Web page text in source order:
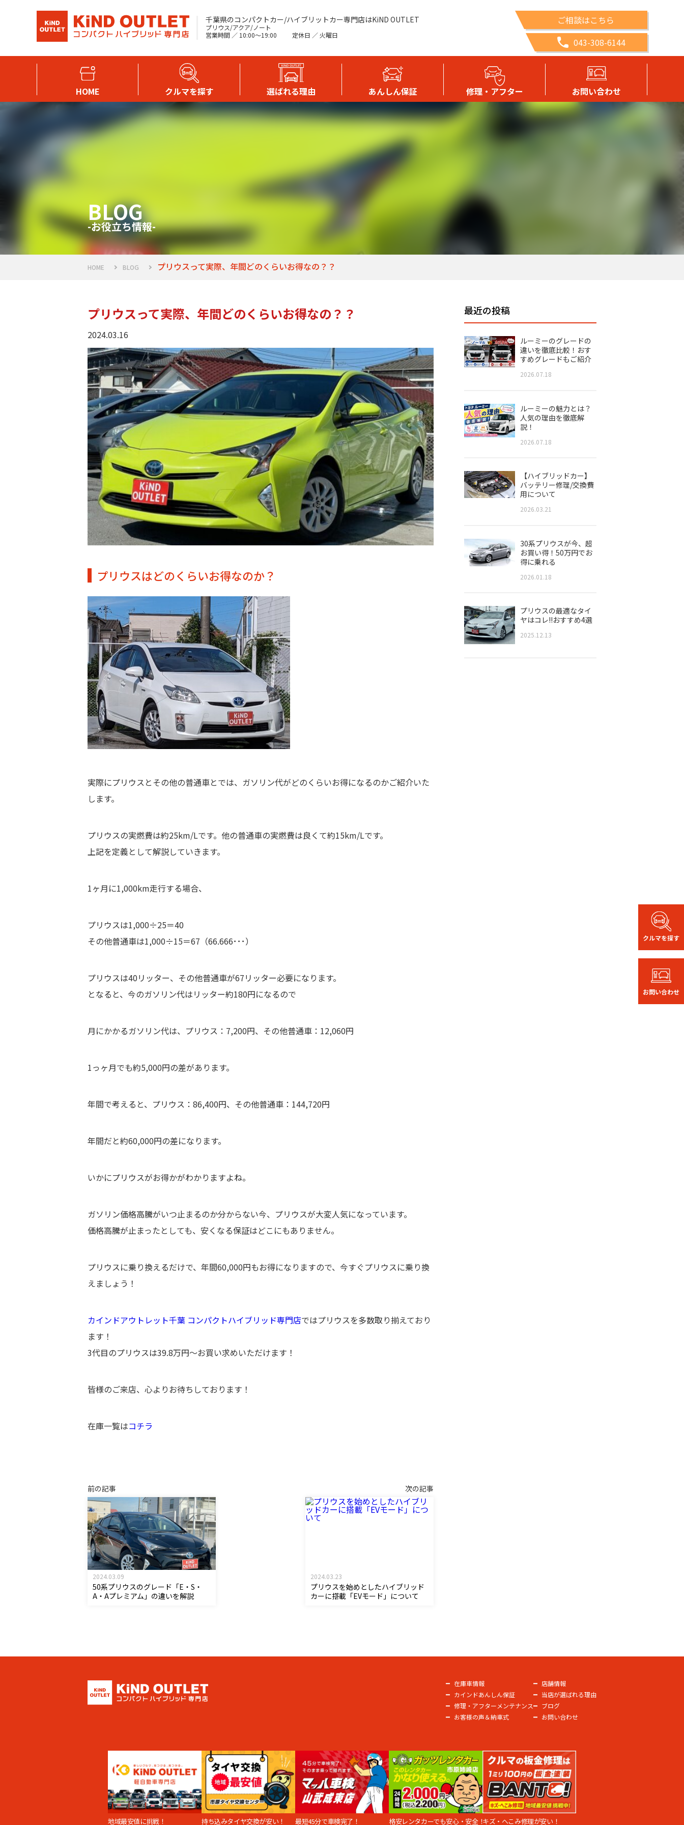
千葉県のコンパクトカー/ハイブリットカー専門店はKiND OUTLET
プリウス/アクア/ノート
営業時間 ／ 10:00〜19:00
定休日 ／ 火曜日
ご相談はこちら
043-308-6144
HOME クルマを探す 選ばれる理由 あんしん保証 修理・アフター お問い合わせ
クルマを探す
お問い合わせ
BLOG
-お役立ち情報-
HOME BLOG プリウスって実際、年間どのくらいお得なの？？
プリウスって実際、年間どのくらいお得なの？？
2024.03.16
プリウスはどのくらいお得なのか？
実際にプリウスとその他の普通車とでは、ガソリン代がどのくらいお得になるのかご紹介いた
します。
プリウスの実燃費は約25km/Lです。他の普通車の実燃費は良くて約15km/Lです。
上記を定義として解説していきます。
1ヶ月に1,000km走行する場合、
プリウスは1,000÷25＝40
その他普通車は1,000÷15＝67（66.666･･･）
プリウスは40リッター、その他普通車が67リッター必要になります。
となると、今のガソリン代はリッター約180円になるので
月にかかるガソリン代は、 プリウス：7,200円、 その他普通車：12,060円
1っヶ月でも約5,000円の差があります。
年間で考えると、 プリウス：86,400円、 その他普通車：144,720円
年間だと約60,000円の差になります。
いかにプリウスがお得かがわかりますよね。
ガソリン価格高騰がいつ止まるのか分からない今、プリウスが大変人気になっています。
価格高騰が止まったとしても、安くなる保証はどこにもありません。
プリウスに乗り換えるだけで、年間60,000円もお得になりますので、今すぐプリウスに乗り換
えましょう！
カインドアウトレット千葉 コンパクトハイブリッド専門店ではプリウスを多数取り揃えており
ます！
3代目のプリウスは39.8万円〜お買い求めいただけます！
皆様のご来店、心よりお待ちしております！
在庫一覧はコチラ
前の記事
2024.03.09
50系プリウスのグレード「E・S・
A・Aプレミアム」の違いを解説
次の記事
2024.03.23
プリウスを始めとしたハイブリッド
カーに搭載「EVモード」について
最近の投稿
ルーミーのグレードの
違いを徹底比較！おす
すめグレードもご紹介
2026.07.18
ルーミーの魅力とは？
人気の理由を徹底解
説！
2026.07.18
【ハイブリッドカー】
バッテリー修理/交換費
用について
2026.03.21
30系プリウスが今、超
お買い得！50万円でお
得に乗れる
2026.01.18
プリウスの最適なタイ
ヤはコレ!!おすすめ4選
2025.12.13
在庫車情報
カインドあんしん保証
修理・アフターメンテナンス
お客様の声＆納車式
店舗情報
当店が選ばれる理由
ブログ
お問い合わせ
地域最安値に挑戦！ 持ち込みタイヤ交換が安い！ 最短45分で車検完了！ 格安レンタカーでも安心・安全！キズ・へこみ修理が安い！